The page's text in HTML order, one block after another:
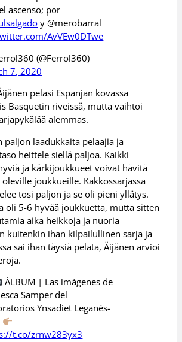
ascenso; por
y @merobarral
AvVEw0DTwe
(@Ferrol360)
7, 2020
pelasi Espanjan kovassa
Basquetin riveissä, mutta vaihtoi
alemmas.
paljon laadukkaita pelaajia ja
heittele siellä paljoa. Kaikki
ja kärkijoukkueet voivat hävitä
joukkueille. Kakkossarjassa
tosi paljon ja se oli pieni yllätys.
oli 5-6 hyvää joukkuetta, mutta sitten
aika heikkoja ja nuoria
kuitenkin ihan kilpailullinen sarja ja
sai ihan täysiä pelata, Äijänen arvioi
ÁLBUM | Las imágenes de
Samper del
Ynsadiet Leganés-
t.co/zrnw283yx3